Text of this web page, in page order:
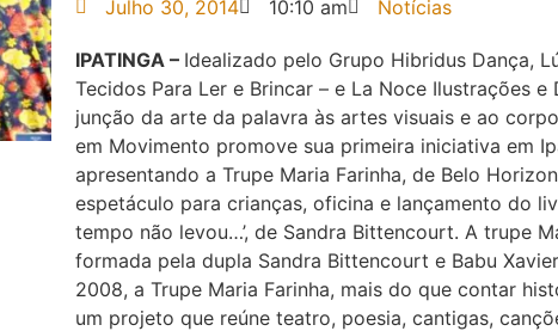
Julho 30, 2014 10:10 am Notícias
IPATINGA – Idealizado pelo Grupo Hibridus Dança,
Tecidos Para Ler e Brincar – e La Noce Ilustrações e
junção da arte da palavra às artes visuais e ao
em Movimento promove sua primeira iniciativa em
apresentando a Trupe Maria Farinha, de Belo
espetáculo para crianças, oficina e lançamento do
tempo não levou…’, de Sandra Bittencourt. A trupe
formada pela dupla Sandra Bittencourt e Babu
2008, a Trupe Maria Farinha, mais do que contar
um projeto que reúne teatro, poesia, cantigas,